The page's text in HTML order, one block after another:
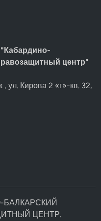
центр"
ул. Кирова 2 «г»-кв. 32,
БАЛКАРСКИЙ
ЦЕНТР.